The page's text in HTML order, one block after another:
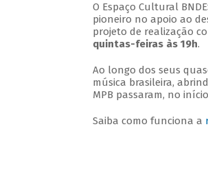
O Espaço Cultural
pioneiro no apoio ao
projeto de realização
quintas-feiras às 19h.
Ao longo dos seus
música brasileira,
MPB passaram, no
Saiba como funciona a